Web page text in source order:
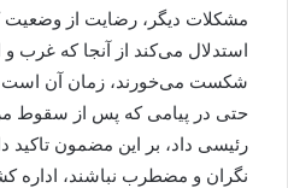
مشکلات دیگر، رضایت از وضعیت
استدلال می‌کند از آنجا که غرب
شکست می‌خورند، زمان آن است
حتی در پیامی که پس از سقوط
رئیسی داد، بر این مضمون
نگران و مضطرب نباشند، اداره